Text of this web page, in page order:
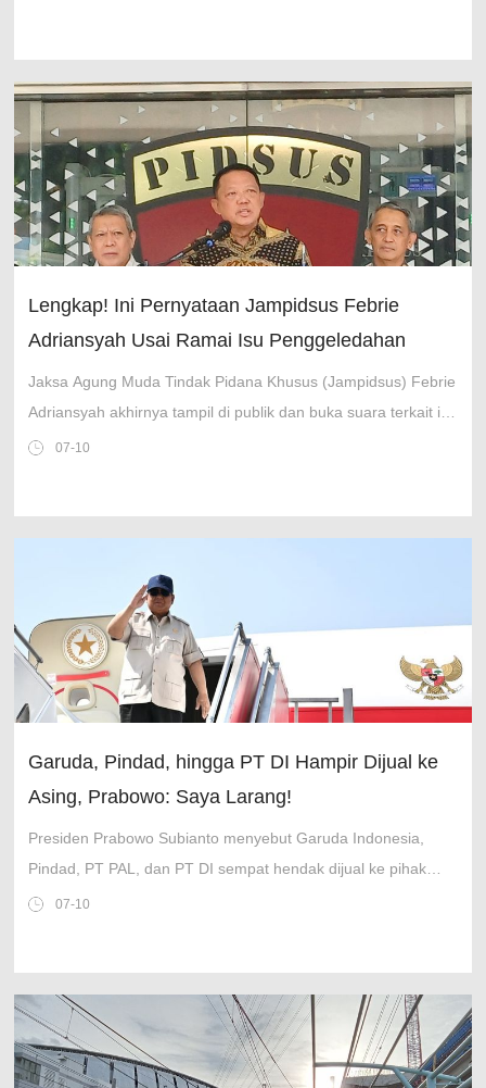
Lengkap! Ini Pernyataan Jampidsus Febrie
Adriansyah Usai Ramai Isu Penggeledahan
Jaksa Agung Muda Tindak Pidana Khusus (Jampidsus) Febrie
Adriansyah akhirnya tampil di publik dan buka suara terkait isu
yang bergulir tiga hari ini.
07-10
Garuda, Pindad, hingga PT DI Hampir Dijual ke
Asing, Prabowo: Saya Larang!
Presiden Prabowo Subianto menyebut Garuda Indonesia,
Pindad, PT PAL, dan PT DI sempat hendak dijual ke pihak
asing, tetapi ia melarangnya.
07-10